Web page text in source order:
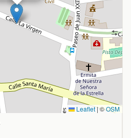
Leaflet|©OSM
Agudo, Ciudad Real.